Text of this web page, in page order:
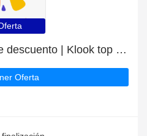
Obtenga hasta 36% de descuento | Klook top discount
Oferta